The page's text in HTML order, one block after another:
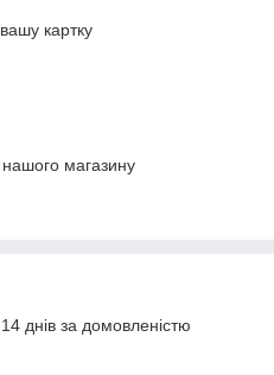
картку
нашого магазину
днів за домовленістю